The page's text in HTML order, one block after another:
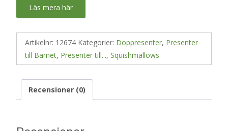
Läs mera här
Artikelnr: 12674 Kategorier: Doppresenter, Presenter
till Barnet, Presenter till..., Squishmallows
Recensioner (0)